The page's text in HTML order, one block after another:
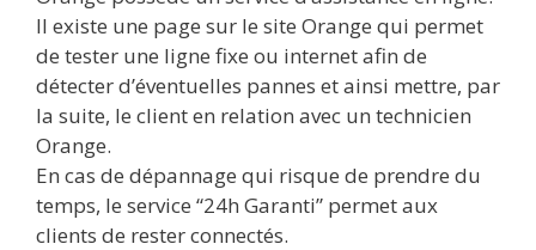
Il existe une page sur le site Orange qui permet
de tester une ligne fixe ou internet afin de
détecter d’éventuelles pannes et ainsi mettre, par
la suite, le client en relation avec un technicien
Orange.
En cas de dépannage qui risque de prendre du
temps, le service “24h Garanti” permet aux
clients de rester connectés.